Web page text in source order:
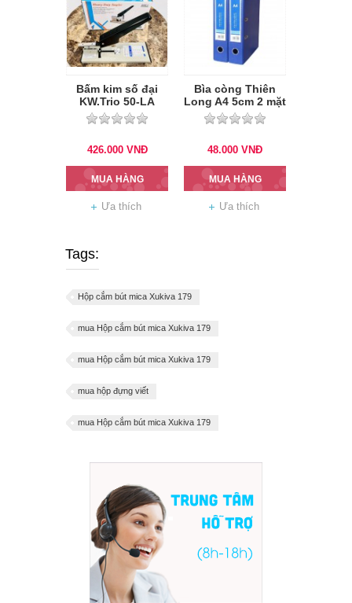
Bấm kim số đại
KW.Trio 50-LA
chính hãng
426.000 VNĐ
MUA HÀNG
Ưa thích
Bìa còng Thiên
Long A4 5cm 2 mặt
si
48.000 VNĐ
MUA HÀNG
Ưa thích
Tags:
Hộp cắm bút mica Xukiva 179
mua Hộp cắm bút mica Xukiva 179
mua Hộp cắm bút mica Xukiva 179
mua hộp đựng viết
mua Hộp cắm bút mica Xukiva 179